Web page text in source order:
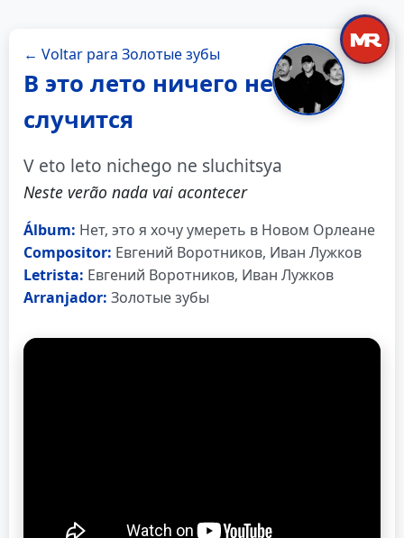
← Voltar para Золотые зубы
В это лето ничего не
случится
V eto leto nichego ne sluchitsya
Neste verão nada vai acontecer
Álbum: Нет, это я хочу умереть в Новом Орлеане
Compositor: Евгений Воротников, Иван Лужков
Letrista: Евгений Воротников, Иван Лужков
Arranjador: Золотые зубы